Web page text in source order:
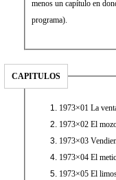
menos un capítulo en
programa).
CAPITULOS
1973×01 La
1973×02 El
1973×03
1973×04 El
1973×05 El